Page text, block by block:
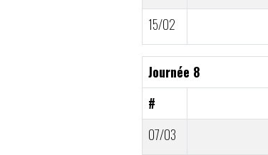
15/02
Journée 8
#
07/03